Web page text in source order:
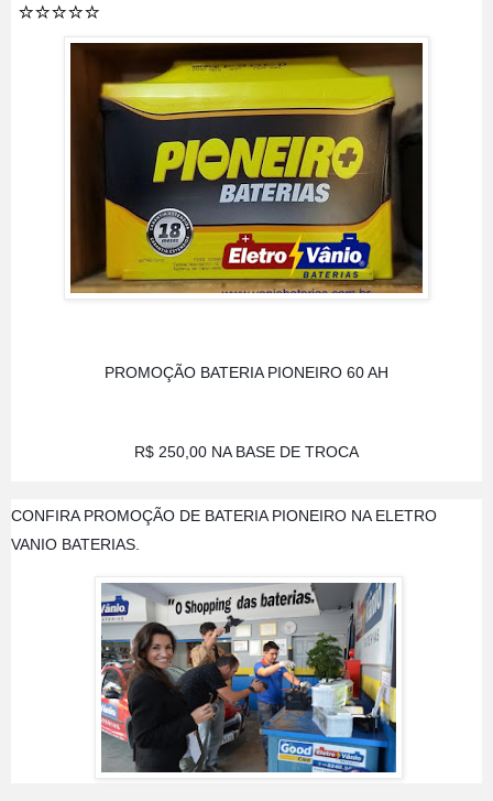
⭐️⭐️⭐️⭐️⭐️
PROMOÇÃO BATERIA PIONEIRO 60 AH
R$ 250,00 NA BASE DE TROCA
CONFIRA PROMOÇÃO DE BATERIA PIONEIRO NA ELETRO
VANIO BATERIAS.